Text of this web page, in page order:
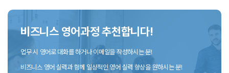
비즈니스 영어과정 추천합니다!
업무 시 영어로 대화를 하거나 이메일을 작성하시는 분!
비즈니스 영어 실력과 함께 일상적인 영어 실력 향상을 원하시는 분!